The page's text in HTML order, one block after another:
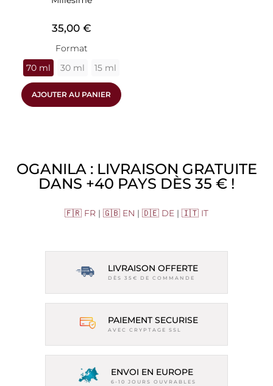
Prix
35,00 €
Format
70 ml
30 ml 15 ml
AJOUTER AU PANIER
OGANILA : LIVRAISON GRATUITE
DANS +40 PAYS DÈS 35 € !
🇫🇷 FR | 🇬🇧 EN | 🇩🇪 DE | 🇮🇹 IT
LIVRAISON OFFERTE
DÈS 35€ DE COMMANDE
PAIEMENT SECURISE
AVEC CRYPTAGE SSL
ENVOI EN EUROPE
6-10 JOURS OUVRABLES